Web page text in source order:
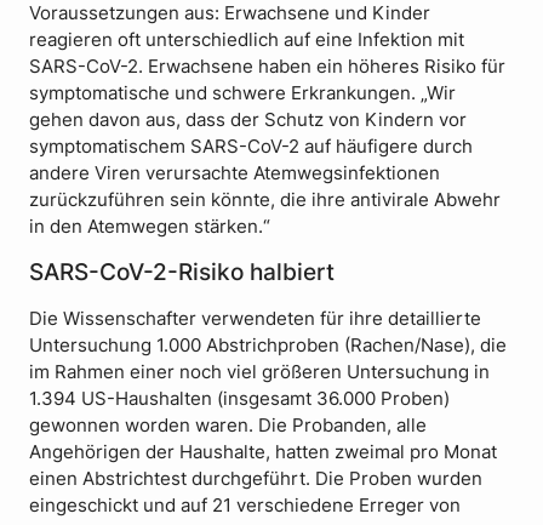
Voraussetzungen aus: Erwachsene und Kinder
reagieren oft unterschiedlich auf eine Infektion mit
SARS-CoV-2. Erwachsene haben ein höheres Risiko für
symptomatische und schwere Erkrankungen. „Wir
gehen davon aus, dass der Schutz von Kindern vor
symptomatischem SARS-CoV-2 auf häufigere durch
andere Viren verursachte Atemwegsinfektionen
zurückzuführen sein könnte, die ihre antivirale Abwehr
in den Atemwegen stärken.“
SARS-CoV-2-Risiko halbiert
Die Wissenschafter verwendeten für ihre detaillierte
Untersuchung 1.000 Abstrichproben (Rachen/Nase), die
im Rahmen einer noch viel größeren Untersuchung in
1.394 US-Haushalten (insgesamt 36.000 Proben)
gewonnen worden waren. Die Probanden, alle
Angehörigen der Haushalte, hatten zweimal pro Monat
einen Abstrichtest durchgeführt. Die Proben wurden
eingeschickt und auf 21 verschiedene Erreger von